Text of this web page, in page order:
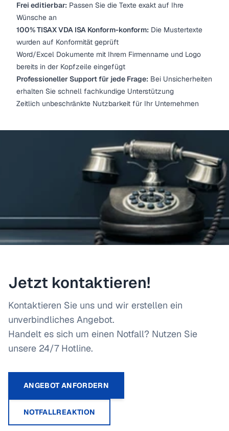
Frei editierbar: Passen Sie die Texte exakt auf Ihre
Wünsche an
100% TISAX VDA ISA Konform-konform: Die Mustertexte
wurden auf Konformität geprüft
Word/Excel Dokumente mit Ihrem Firmenname und Logo
bereits in der Kopfzeile eingefügt
Professioneller Support für jede Frage: Bei Unsicherheiten
erhalten Sie schnell fachkundige Unterstützung
Zeitlich unbeschränkte Nutzbarkeit für Ihr Unternehmen
Jetzt kontaktieren!
Kontaktieren Sie uns und wir erstellen ein
unverbindliches Angebot.
Handelt es sich um einen Notfall? Nutzen Sie
unsere 24/7 Hotline.
ANGEBOT ANFORDERN
NOTFALLREAKTION